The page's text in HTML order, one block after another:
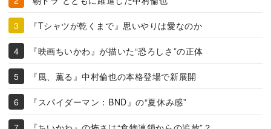
『Tシャツが乾くまで』思いやりは愛なのか
『映画ちいかわ』が描いた“恐ろしさ”の正体
『風、薫る』中村倫也の本格登場で新展開
『スパイダーマン：BND』の“夏休み感”